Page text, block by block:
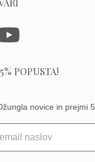
POPUSTA!
novice in prejmi